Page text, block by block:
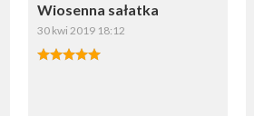
Wiosenna sałatka
30 kwi 2019 18:12